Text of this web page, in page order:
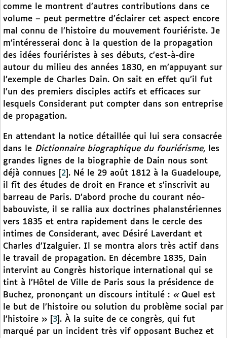
comme le montrent d’autres contributions dans ce
volume – peut permettre d’éclairer cet aspect encore
mal connu de l’histoire du mouvement fouriériste. Je
m’intéresserai donc à la question de la propagation
des idées fouriéristes à ses débuts, c’est-à-dire
autour du milieu des années 1830, en m’appuyant sur
l’exemple de Charles Dain. On sait en effet qu’il fut
l’un des premiers disciples actifs et efficaces sur
lesquels Considerant put compter dans son entreprise
de propagation.
En attendant la notice détaillée qui lui sera consacrée
dans le Dictionnaire biographique du fouriérisme, les
grandes lignes de la biographie de Dain nous sont
déjà connues
2 . Né le 29 août 1812 à la Guadeloupe,
il fit des études de droit en France et s’inscrivit au
barreau de Paris. D’abord proche du courant néo-
babouviste, il se rallia aux doctrines phalanstériennes
vers 1835 et entra rapidement dans le cercle des
intimes de Considerant, avec Désiré Laverdant et
Charles d’Izalguier. Il se montra alors très actif dans
le travail de propagation. En décembre 1835, Dain
intervint au Congrès historique international qui se
tint à l’Hôtel de Ville de Paris sous la présidence de
Buchez, prononçant un discours intitulé : « Quel est
le but de l’histoire ou solution du problème social par
l’histoire »
3 . À la suite de ce congrès, qui fut
marqué par un incident très vif opposant Buchez et